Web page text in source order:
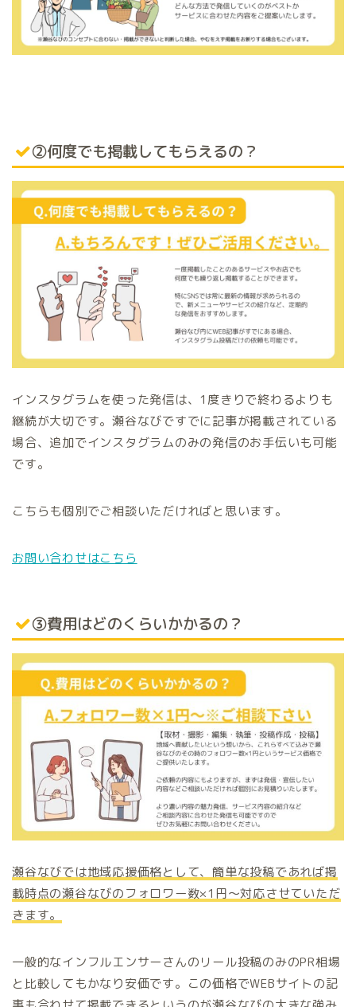
②何度でも掲載してもらえるの？
インスタグラムを使った発信は、1度きりで終わるよりも
継続が大切です。瀬谷なびですでに記事が掲載されている
場合、追加でインスタグラムのみの発信のお手伝いも可能
です。
こちらも個別でご相談いただければと思います。
お問い合わせはこちら
③費用はどのくらいかかるの？
瀬谷なびでは地域応援価格として、簡単な投稿であれば掲
載時点の瀬谷なびのフォロワー数×1 円～対応させていただ
きます。
一般的なインフルエンサーさんのリール投稿のみのPR相場
と比較してもかなり安価です。この価格でWEBサイトの記